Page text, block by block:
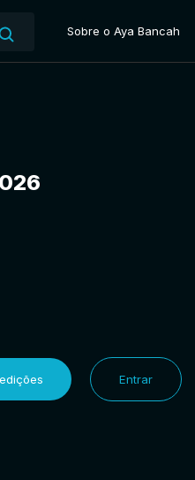
Sobre o Aya Bancah
Entrar